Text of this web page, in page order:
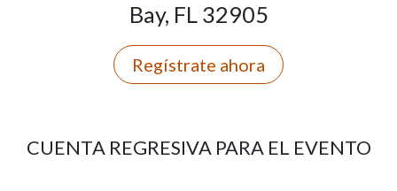
Bay, FL 32905
Regístrate ahora
CUENTA REGRESIVA PARA EL EVENTO